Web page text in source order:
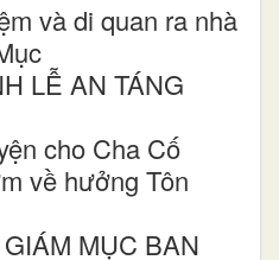
và di quan ra nhà
LỄ AN TÁNG
cho Cha Cố
về hưởng Tôn
MỤC BAN